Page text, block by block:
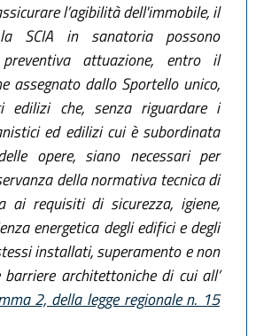
l’agibilità dell'immobile, il
SCIA in sanatoria possono
attuazione, entro il
assegnato dallo Sportello unico,
edilizi che, senza riguardare i
ed edilizi cui è subordinata
opere, siano necessari per
della normativa tecnica di
ai requisiti di sicurezza, igiene,
energetica degli edifici e degli
installati, superamento e non
barriere architettoniche di cui all’
2, della legge regionale n. 15